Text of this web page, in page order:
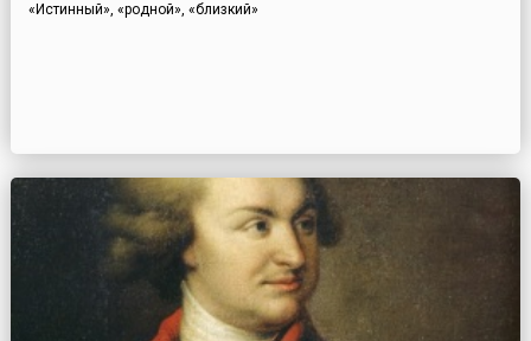
«Истинный», «родной», «близкий»